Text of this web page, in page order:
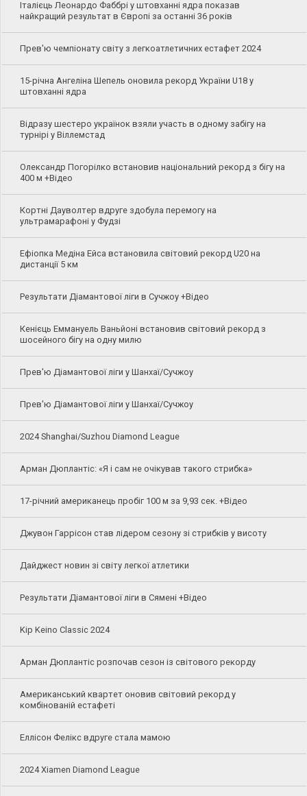
Італієць Леонардо Фаббрі у штовханні ядра показав
найкращий результат в Європі за останні 36 років
Прев'ю чемпіонату світу з легкоатлетичних естафет 2024
15-річна Ангеліна Шепель оновила рекорд України U18 у
штовханні ядра
Відразу шестеро українок взяли участь в одному забігу на
турнірі у Віллемстад
Олександр Погорілко встановив національний рекорд з бігу на
400 м +Відео
Кортні Дауволтер вдруге здобула перемогу на
ультрамарафоні у Фудзі
Ефіопка Медіна Ейса встановила світовий рекорд U20 на
дистанції 5 км
Результати Діамантової ліги в Сучжоу +Відео
Кенієць Еммануель Ваньйоні встановив світовий рекорд з
шосейного бігу на одну милю
Прев'ю Діамантової ліги у Шанхаї/Сучжоу
Прев'ю Діамантової ліги у Шанхаї/Сучжоу
2024 Shanghai/Suzhou Diamond League
Арман Дюплантіс: «Я і сам не очікував такого стрибка»
17-річний американець пробіг 100 м за 9,93 сек. +Відео
Джувон Гаррісон став лідером сезону зі стрибків у висоту
Дайджест новин зі світу легкої атлетики
Результати Діамантової ліги в Сямені +Відео
Kip Keino Classic 2024
Арман Дюплантіс розпочав сезон із світового рекорду
Американський квартет оновив світовий рекорд у
комбінованій естафеті
Еллісон Фелікс вдруге стала мамою
2024 Xiamen Diamond League